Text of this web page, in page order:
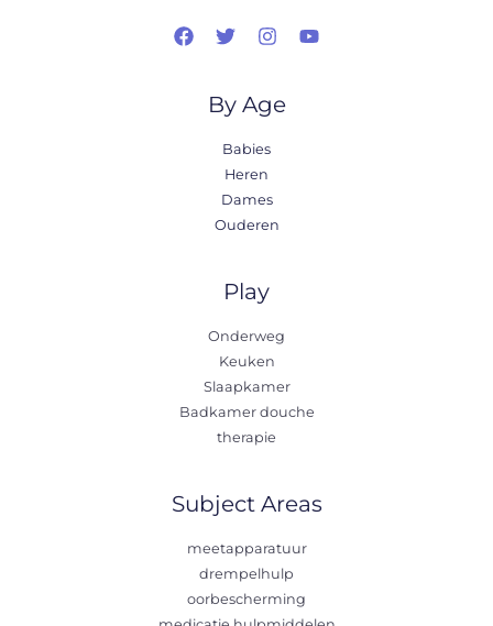
By Age
Babies
Heren
Dames
Ouderen
Play
Onderweg
Keuken
Slaapkamer
Badkamer douche
therapie
Subject Areas
meetapparatuur
drempelhulp
oorbescherming